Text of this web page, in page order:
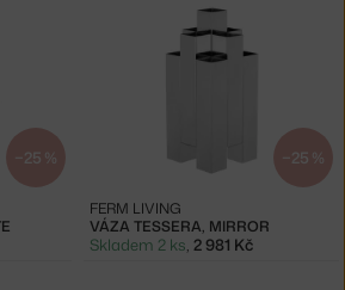
−25 % −25 %
VÁZA TESSERA, MIRROR
FERM LIVING
Skladem 2 ks, 2 981 Kč